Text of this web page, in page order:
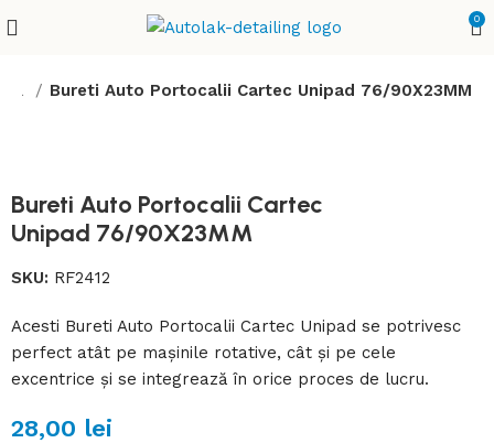
0
Bureti Auto Portocalii Cartec Unipad 76/90X23MM
Bureti Auto Portocalii Cartec
Unipad 76/90X23MM
SKU: RF2412
Acesti Bureti Auto Portocalii Cartec Unipad se potrivesc
perfect atât pe mașinile rotative, cât și pe cele
excentrice și se integrează în orice proces de lucru.
28,00 lei